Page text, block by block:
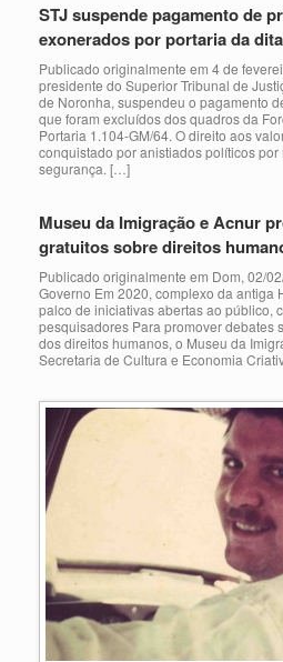
STJ suspende pagamento de
exonerados por portaria da
Publicado originalmente em 4 de
presidente do Superior Tribunal de
de Noronha, suspendeu o pagamento
que foram excluídos dos quadros da
Portaria 1.104-GM/64. O direito aos
conquistado por anistiados políticos
segurança. […]
Museu da Imigração e Acnur
gratuitos sobre direitos
Publicado originalmente em Dom, 02/
Governo Em 2020, complexo da antiga
palco de iniciativas abertas ao público,
pesquisadores Para promover debates
dos direitos humanos, o Museu da
Secretaria de Cultura e Economia